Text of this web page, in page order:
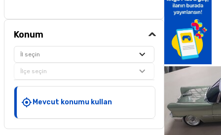
Konum
İl seçin
İlçe seçin
Mevcut konumu kullan